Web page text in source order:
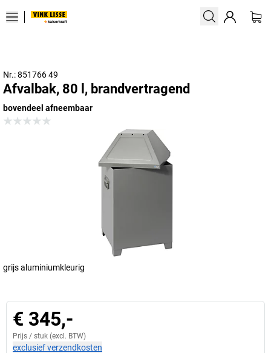
Nr.: 851766 49
Afvalbak, 80 l, brandvertragend
bovendeel afneembaar
grijs aluminiumkleurig
€ 345,-
Prijs / stuk (excl. BTW)
exclusief verzendkosten